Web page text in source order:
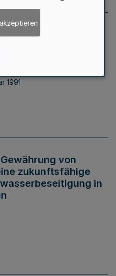
des
- AG -
1991
von
zukunftsfähige
in